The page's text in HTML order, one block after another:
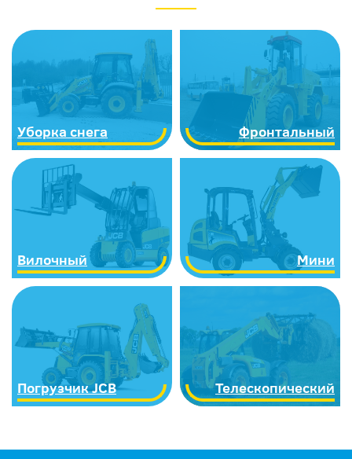
Уборка снега Фронтальный
Вилочный Мини
Погрузчик JCB Телескопический